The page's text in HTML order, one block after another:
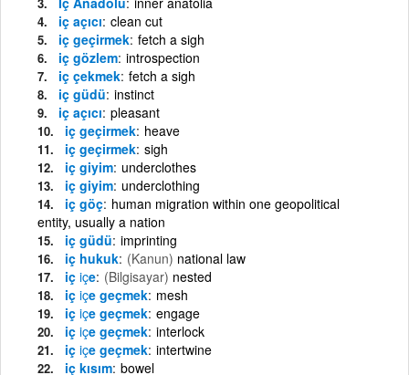
iç açıcı clean cut
iç geçirmek fetch a sigh
iç gözlem introspection
iç çekmek fetch a sigh
iç güdü instinct
iç açıcı pleasant
iç geçirmek heave
iç geçirmek sigh
iç giyim underclothes
iç giyim underclothing
iç göç human migration within one geopolitical
entity, usually a nation
iç güdü imprinting
iç hukuk (Kanun) national law
iç içe (Bilgisayar) nested
iç içe geçmek mesh
iç içe geçmek engage
iç içe geçmek interlock
iç içe geçmek intertwine
iç kısım bowel